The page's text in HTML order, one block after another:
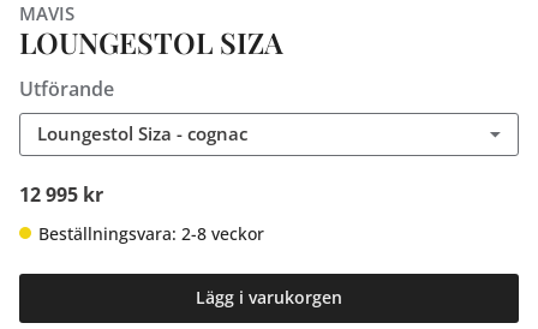
MAVIS
LOUNGESTOL SIZA
Utförande
Loungestol Siza - cognac
12 995 kr
Beställningsvara: 2-8 veckor
Lägg i varukorgen